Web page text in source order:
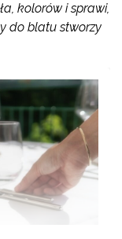
kolorów i sprawi,
do blatu stworzy